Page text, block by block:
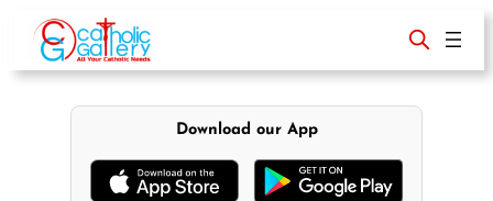
content
Download our App